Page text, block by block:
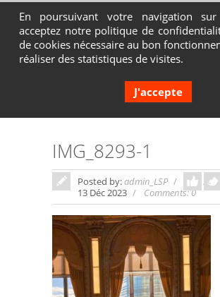
Contactez-nous au 04 72 65 05 80
IMG_8293-1
Posted by:admin_LSP
In:
13 Déc 2023
Comments: 0
En poursuivant votre navigation
acceptez notre politique de
de cookies nécessaire au bon
réaliser des statistiques de visites.
J'accepte